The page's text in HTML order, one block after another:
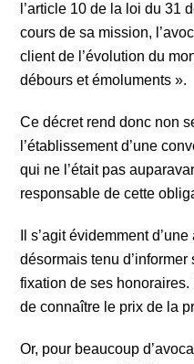
l’article 10 de la loi du 31
cours de sa mission,
client de l’évolution du
débours et émoluments ».
Ce décret rend donc non
l’établissement d’une
qui ne l’était pas
responsable de cette
Il s’agit évidemment
désormais tenu
fixation de ses
de connaître le prix de la
Or, pour beaucoup